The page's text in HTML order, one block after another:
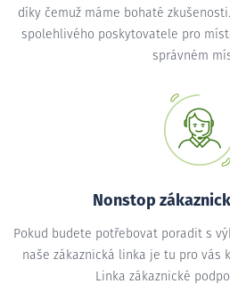
díky čemuž máme bohaté
spolehlivého poskytovatele pro
správném
Nonstop
Pokud budete potřebovat poradit s
naše zákaznická linka je tu pro vás
Linka zákaznické